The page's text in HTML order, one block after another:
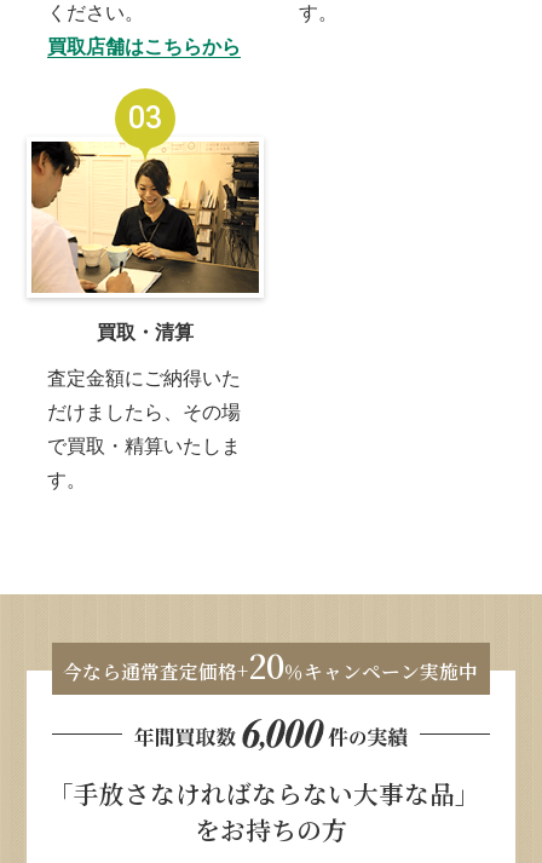
ください。
買取店舗はこちらから
す。
03
買取・清算
査定金額にご納得いた
だけましたら、その場
で買取・精算いたしま
す。
今なら通常査定価格+20％キャンペーン実施中
「手放さなければならない大事な品」
をお持ちの方